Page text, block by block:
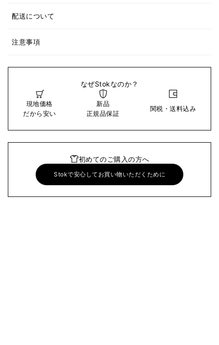
配送について
注意事項
なぜStokなのか？
現地価格
だから安い
新品
正規品保証
関税・送料込み
初めてのご購入の方へ
Stokで安心してお買い物いただくために